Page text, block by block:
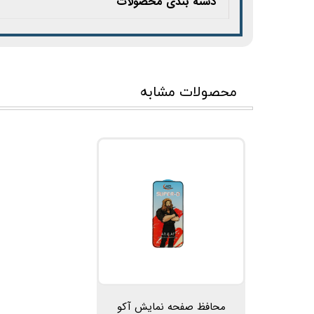
محصولات مشابه
محافظ صفحه نمایش آکو